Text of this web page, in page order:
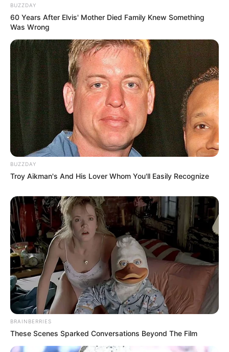
BUZZDAY
60 Years After Elvis' Mother Died Family Knew Something
Was Wrong
BUZZDAY
Troy Aikman's And His Lover Whom You'll Easily Recognize
BRAINBERRIES
These Scenes Sparked Conversations Beyond The Film